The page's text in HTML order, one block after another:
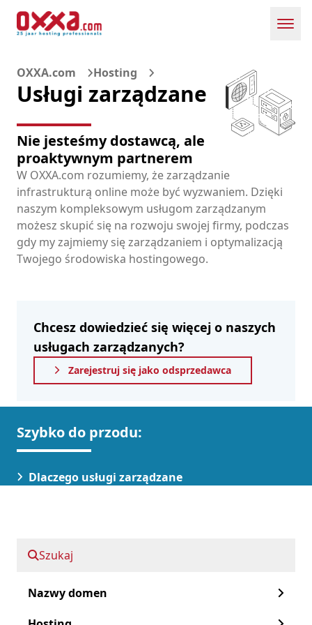
Nazwy domen
Szukaj
OXXA.com Hosting
Usługi zarządzane
Nie jesteśmy dostawcą, ale
proaktywnym partnerem
W OXXA.com rozumiemy, że zarządzanie
infrastrukturą online może być wyzwaniem. Dzięki
naszym kompleksowym usługom zarządzanym
możesz skupić się na rozwoju swojej firmy, podczas
gdy my zajmiemy się zarządzaniem i optymalizacją
Twojego środowiska hostingowego.
Chcesz dowiedzieć się więcej o naszych
usługach zarządzanych?
Zarejestruj się jako odsprzedawca
Szybko do przodu:
Dlaczego usługi zarządzane
FAQ
Dlaczego potrzebujesz usług
zarządzanych?